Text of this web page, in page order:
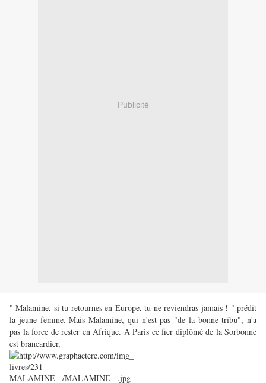
Publicité
" Malamine, si tu retournes en Europe, tu ne reviendras jamais ! " prédit
la jeune femme. Mais Malamine, qui n'est pas "de la bonne tribu", n'a
pas la force de rester en Afrique. A Paris ce fier diplômé de la Sorbonne
est brancardier,